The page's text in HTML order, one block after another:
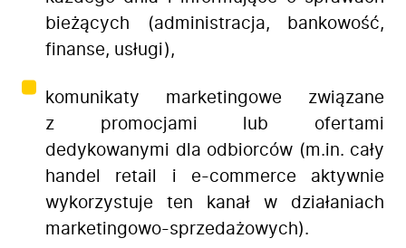
bieżących (administracja, bankowość,
finanse, usługi),
komunikaty marketingowe związane
z promocjami lub ofertami
dedykowanymi dla odbiorców (m.in. cały
handel retail i e-commerce aktywnie
wykorzystuje ten kanał w działaniach
marketingowo-sprzedażowych).